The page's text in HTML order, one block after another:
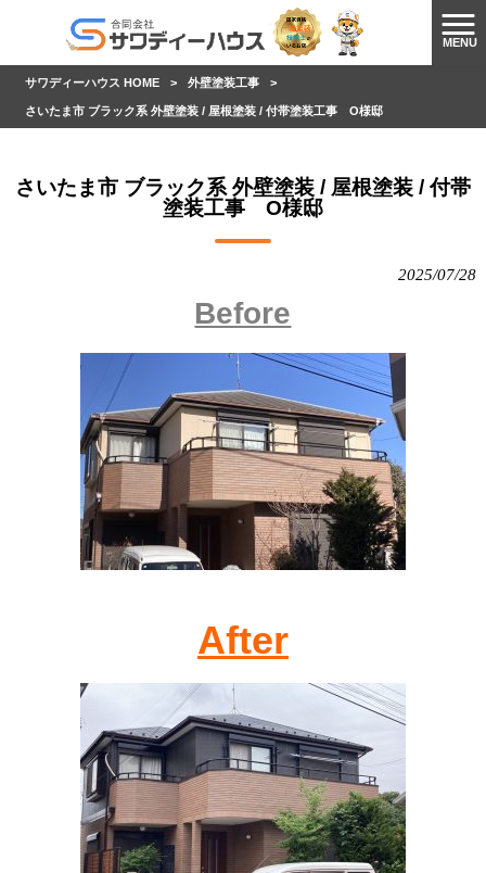
MENU
サワディーハウス HOME > 外壁塗装工事 >
さいたま市 ブラック系 外壁塗装 / 屋根塗装 / 付帯塗装工事 O様邸
さいたま市 ブラック系 外壁塗装 / 屋根塗装 / 付帯
塗装工事 O様邸
2025/07/28
Before
After